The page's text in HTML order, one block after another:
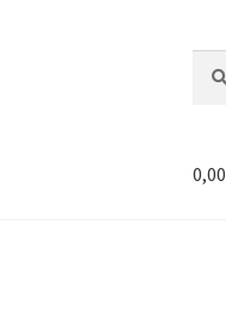
por:
0,00